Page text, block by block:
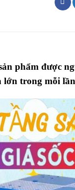
phẩm được
trong mỗi